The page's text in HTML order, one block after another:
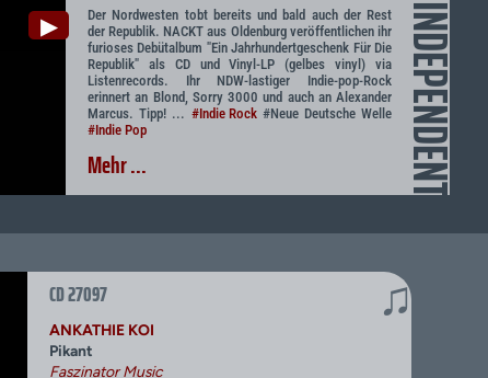
▶ INDEPENDENT
Der Nordwesten tobt bereits und bald auch der Rest
der Republik. NACKT aus Oldenburg veröffentlichen ihr
furioses Debütalbum "Ein Jahrhundertgeschenk Für Die
Republik" als CD und Vinyl-LP (gelbes vinyl) via
Listenrecords. Ihr NDW-lastiger Indie-pop-Rock
erinnert an Blond, Sorry 3000 und auch an Alexander
Marcus. Tipp! ... #Indie Rock#Neue Deutsche Welle
#Indie Pop
Mehr ...
CD 27097 ♫
ANKATHIE KOI
Pikant
Faszinator Music